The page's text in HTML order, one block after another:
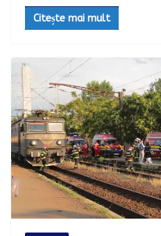
Citește mai mult